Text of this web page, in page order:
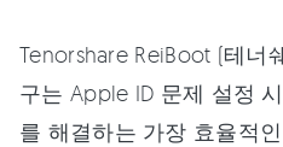
Tenorshare ReiBoot (테너
구는 Apple ID 문제 설정
를 해결하는 가장 효율적